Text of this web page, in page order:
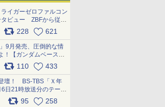
イガーゼロファルコン
タビュー ZBFから従来
ボリューム満点のキッ
228 621
9月発売、圧倒的な情
！【ガンダムベース撮
3rPjsfk7qZ
110 433
壇！ BS-TBS「Ｘ年
日21時放送分のテーマ
金」！ pic.x.com/uWyt1uyuFm
95 258